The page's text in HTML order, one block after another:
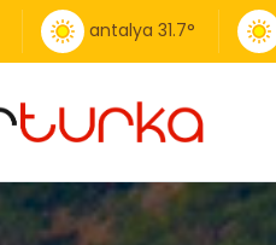
antalya 31.7°